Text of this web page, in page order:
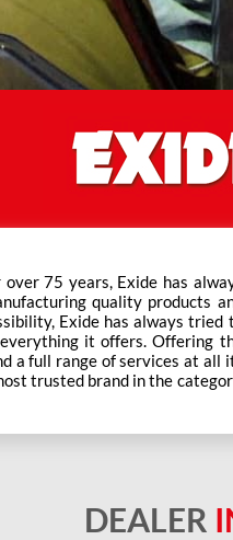
75 years, Exide has
quality products
Exide has always tried
it offers. Offering
a full range of services at all
trusted brand in the
across the country ensure
DEALER